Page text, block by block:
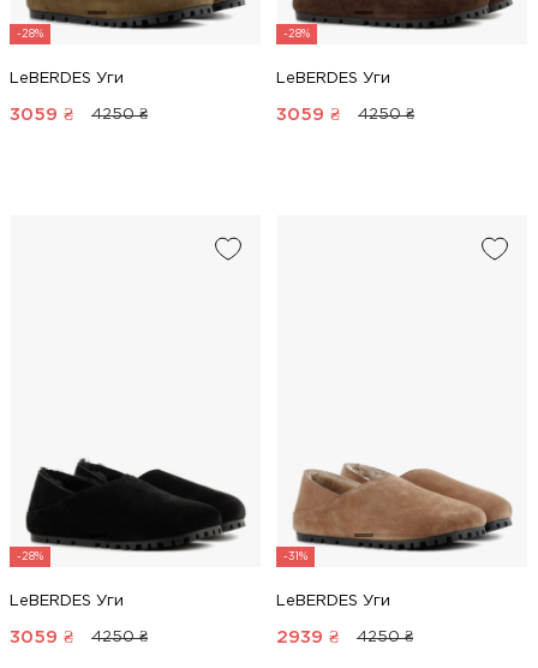
-28%
LeBERDES Уги
3059 ₴ 4250 ₴
-28%
LeBERDES Уги
3059 ₴ 4250 ₴
-28%
LeBERDES Уги
3059 ₴ 4250 ₴
-31%
LeBERDES Уги
2939 ₴ 4250 ₴